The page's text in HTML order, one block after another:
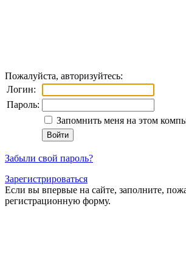
Пожалуйста, авторизуйтесь:
Логин:
Пароль:
Запомнить меня на этом
Забыли свой пароль?
Зарегистрироваться
Если вы впервые на сайте, заполните,
регистрационную форму.